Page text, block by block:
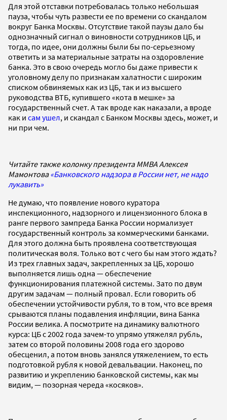
Для этой отставки потребовалась только небольшая
пауза, чтобы чуть развести ее по времени со скандалом
вокруг Банка Москвы. Отсутствие такой паузы дало бы
однозначный сигнал о виновности сотрудников ЦБ, и
тогда, по идее, они должны были бы по-серьезному
ответить и за материальные затраты на оздоровление
банка. Это в свою очередь могло бы даже привести к
уголовному делу по признакам халатности с широким
списком обвиняемых как из ЦБ, так и из высшего
руководства ВТБ, купившего «кота в мешке» за
государственный счет. А так вроде как наказали, а вроде
как и сам ушел, и скандал с Банком Москвы здесь, может, и
ни при чем.
Читайте также колонку президента ММВА Алексея
Мамонтова«Банковского надзора в России нет, не надо
лукавить»
Не думаю, что появление нового куратора
инспекционного, надзорного и лицензионного блока в
ранге первого зампреда Банка России нормализует
государственный контроль за коммерческими банками.
Для этого должна быть проявлена соответствующая
политическая воля. Только вот с чего бы нам этого ждать?
Из трех главных задач, закрепленных за ЦБ, хорошо
выполняется лишь одна — обеспечение
функционирования платежной системы. Зато по двум
другим задачам — полный провал. Если говорить об
обеспечении устойчивости рубля, то в том, что все время
срываются планы подавления инфляции, вина Банка
России велика. А посмотрите на динамику валютного
курса: ЦБ с 2002 года зачем-то упрямо утяжелял рубль,
затем со второй половины 2008 года его здорово
обесценил, а потом вновь занялся утяжелением, то есть
подготовкой рубля к новой девальвации. Наконец, по
развитию и укреплению банковской системы, как мы
видим, — позорная череда «косяков».